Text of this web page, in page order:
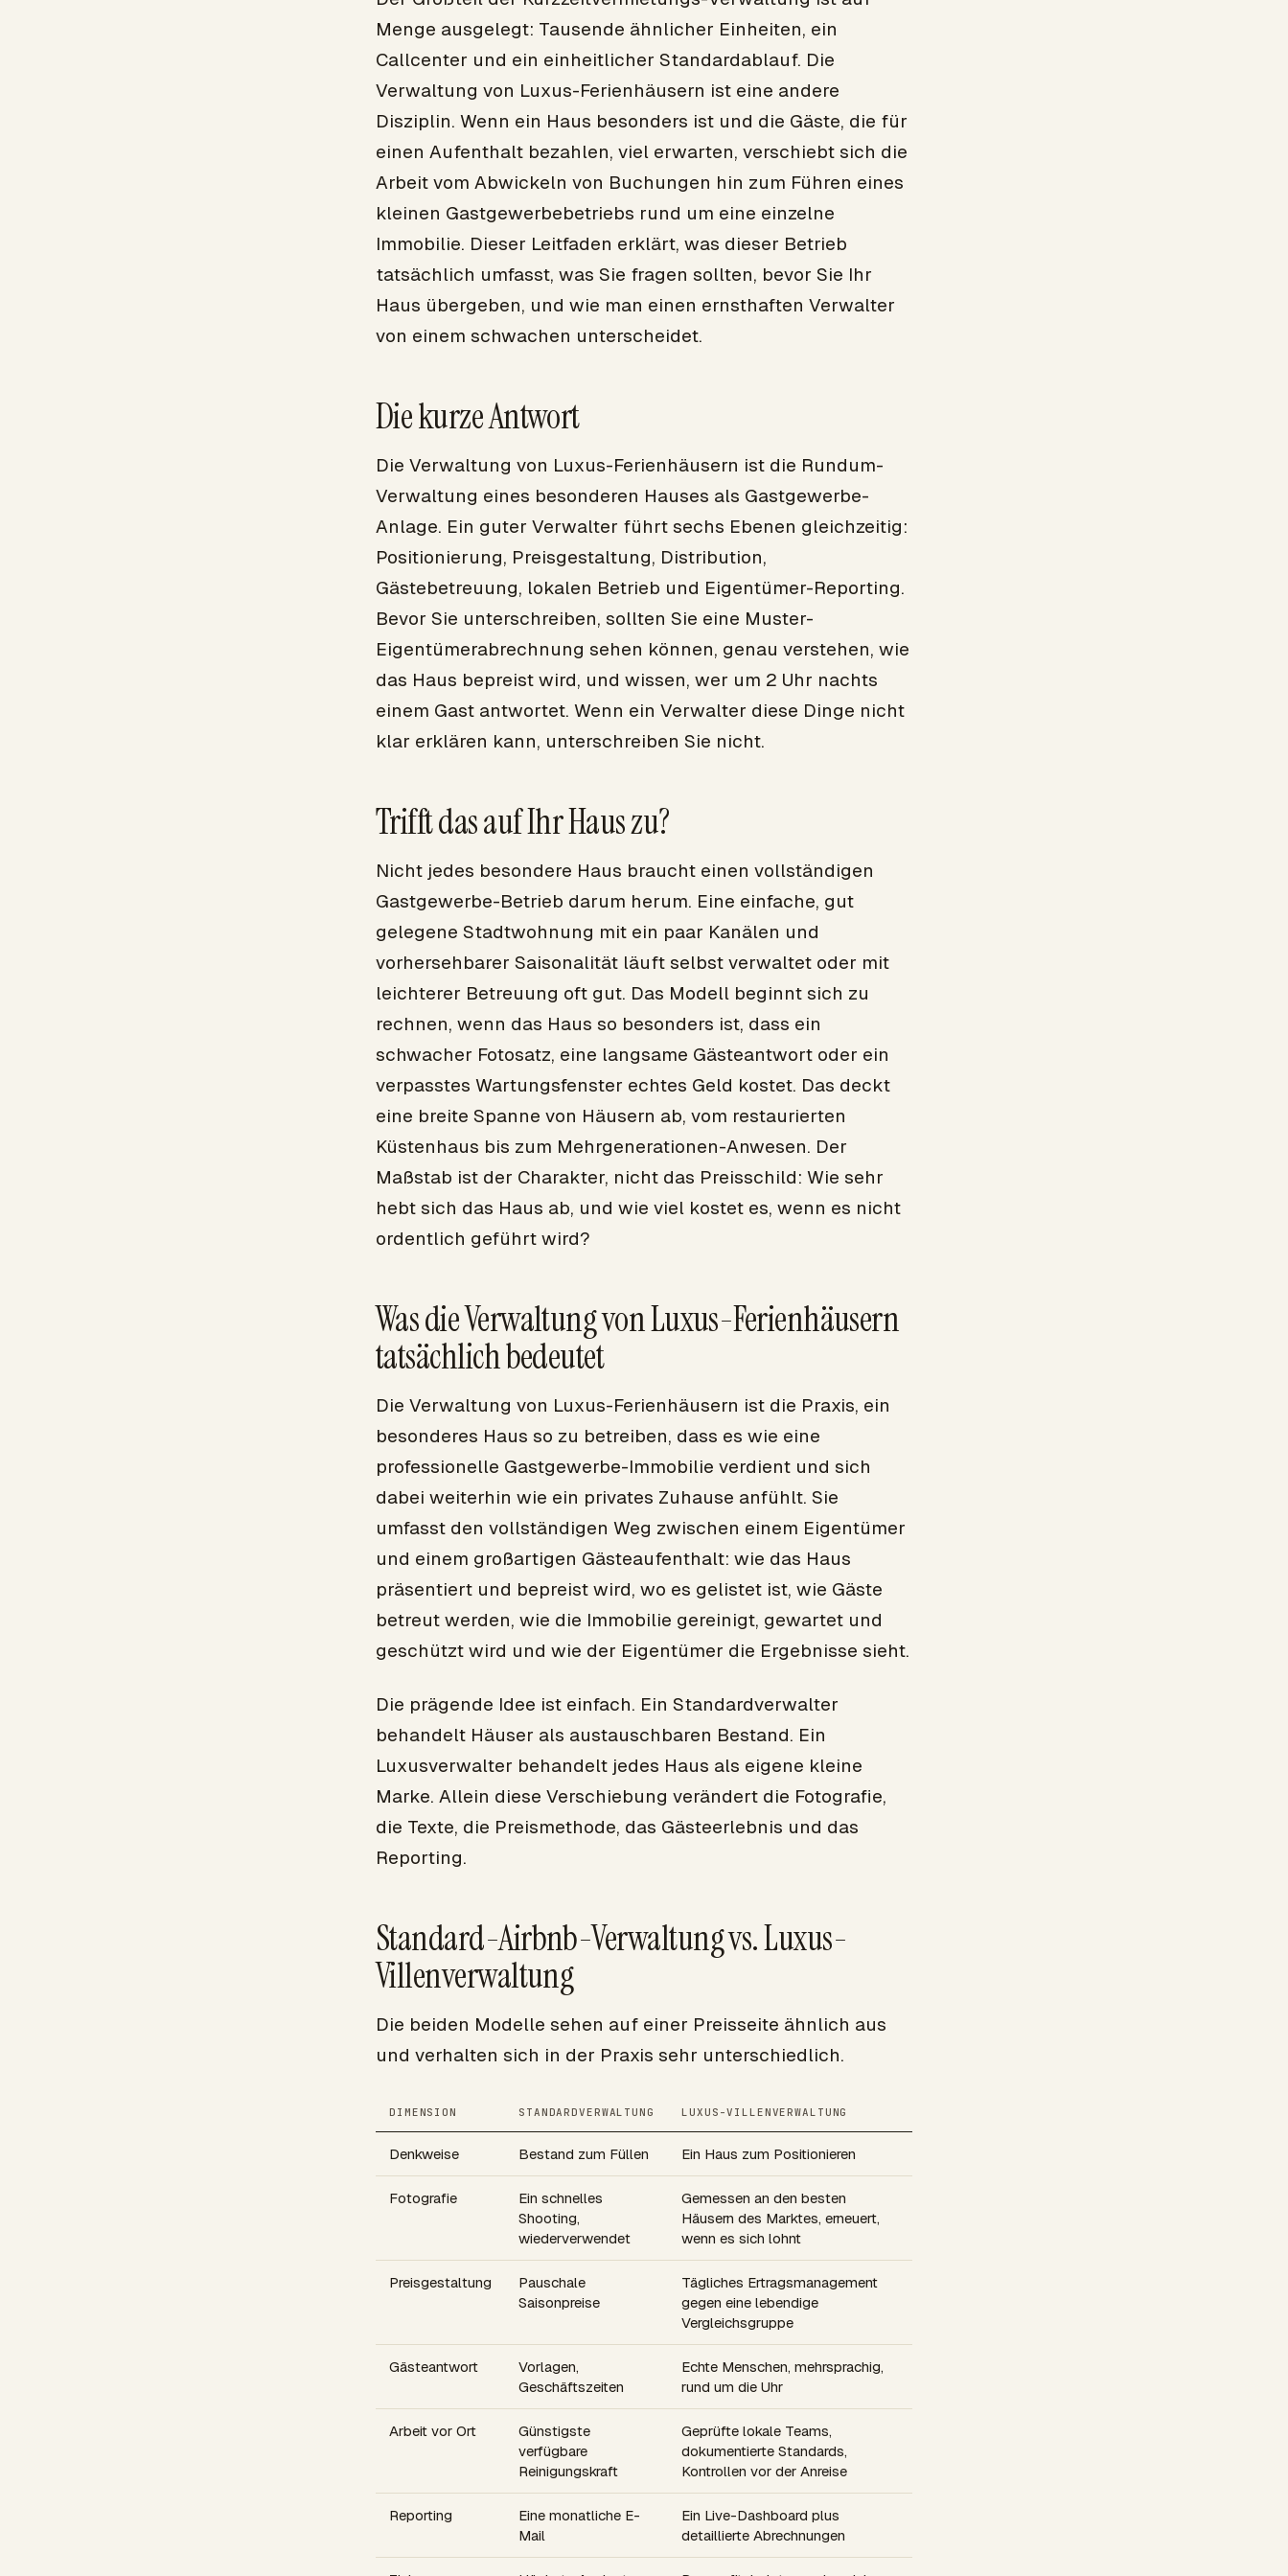
Menge ausgelegt: Tausende ähnlicher Einheiten, ein
Callcenter und ein einheitlicher Standardablauf. Die
Verwaltung von Luxus-Ferienhäusern ist eine andere
Disziplin. Wenn ein Haus besonders ist und die Gäste, die für
einen Aufenthalt bezahlen, viel erwarten, verschiebt sich die
Arbeit vom Abwickeln von Buchungen hin zum Führen eines
kleinen Gastgewerbebetriebs rund um eine einzelne
Immobilie. Dieser Leitfaden erklärt, was dieser Betrieb
tatsächlich umfasst, was Sie fragen sollten, bevor Sie Ihr
Haus übergeben, und wie man einen ernsthaften Verwalter
von einem schwachen unterscheidet.
Die kurze Antwort
Die Verwaltung von Luxus-Ferienhäusern ist die Rundum-
Verwaltung eines besonderen Hauses als Gastgewerbe-
Anlage. Ein guter Verwalter führt sechs Ebenen gleichzeitig:
Positionierung, Preisgestaltung, Distribution,
Gästebetreuung, lokalen Betrieb und Eigentümer-Reporting.
Bevor Sie unterschreiben, sollten Sie eine Muster-
Eigentümerabrechnung sehen können, genau verstehen, wie
das Haus bepreist wird, und wissen, wer um 2 Uhr nachts
einem Gast antwortet. Wenn ein Verwalter diese Dinge nicht
klar erklären kann, unterschreiben Sie nicht.
Trifft das auf Ihr Haus zu?
Nicht jedes besondere Haus braucht einen vollständigen
Gastgewerbe-Betrieb darum herum. Eine einfache, gut
gelegene Stadtwohnung mit ein paar Kanälen und
vorhersehbarer Saisonalität läuft selbst verwaltet oder mit
leichterer Betreuung oft gut. Das Modell beginnt sich zu
rechnen, wenn das Haus so besonders ist, dass ein
schwacher Fotosatz, eine langsame Gästeantwort oder ein
verpasstes Wartungsfenster echtes Geld kostet. Das deckt
eine breite Spanne von Häusern ab, vom restaurierten
Küstenhaus bis zum Mehrgenerationen-Anwesen. Der
Maßstab ist der Charakter, nicht das Preisschild: Wie sehr
hebt sich das Haus ab, und wie viel kostet es, wenn es nicht
ordentlich geführt wird?
Was die Verwaltung von Luxus-Ferienhäusern
tatsächlich bedeutet
Die Verwaltung von Luxus-Ferienhäusern ist die Praxis, ein
besonderes Haus so zu betreiben, dass es wie eine
professionelle Gastgewerbe-Immobilie verdient und sich
dabei weiterhin wie ein privates Zuhause anfühlt. Sie
umfasst den vollständigen Weg zwischen einem Eigentümer
und einem großartigen Gästeaufenthalt: wie das Haus
präsentiert und bepreist wird, wo es gelistet ist, wie Gäste
betreut werden, wie die Immobilie gereinigt, gewartet und
geschützt wird und wie der Eigentümer die Ergebnisse sieht.
Die prägende Idee ist einfach. Ein Standardverwalter
behandelt Häuser als austauschbaren Bestand. Ein
Luxusverwalter behandelt jedes Haus als eigene kleine
Marke. Allein diese Verschiebung verändert die Fotografie,
die Texte, die Preismethode, das Gästeerlebnis und das
Reporting.
Standard-Airbnb-Verwaltung vs. Luxus-
Villenverwaltung
Die beiden Modelle sehen auf einer Preisseite ähnlich aus
und verhalten sich in der Praxis sehr unterschiedlich.
DIMENSION STANDARDVERWALTUNG LUXUS-VILLENVERWALTUNG
Denkweise Bestand zum Füllen Ein Haus zum Positionieren
Fotografie
Ein schnelles
Shooting,
wiederverwendet
Gemessen an den besten
Häusern des Marktes, erneuert,
wenn es sich lohnt
Preisgestaltung
Pauschale
Saisonpreise
Tägliches Ertragsmanagement
gegen eine lebendige
Vergleichsgruppe
Gästeantwort
Vorlagen,
Geschäftszeiten
Echte Menschen, mehrsprachig,
rund um die Uhr
Arbeit vor Ort
Günstigste
verfügbare
Reinigungskraft
Geprüfte lokale Teams,
dokumentierte Standards,
Kontrollen vor der Anreise
Reporting
Eine monatliche E-
Mail
Ein Live-Dashboard plus
detaillierte Abrechnungen